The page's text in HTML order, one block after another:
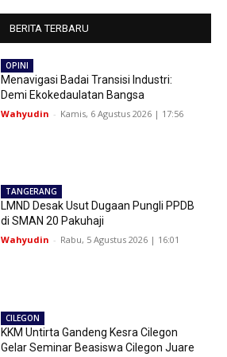
BERITA TERBARU
OPINI
Menavigasi Badai Transisi Industri:
Demi Ekokedaulatan Bangsa
Wahyudin - Kamis, 6 Agustus 2026 | 17:56
TANGERANG
LMND Desak Usut Dugaan Pungli PPDB
di SMAN 20 Pakuhaji
Wahyudin - Rabu, 5 Agustus 2026 | 16:01
CILEGON
KKM Untirta Gandeng Kesra Cilegon
Gelar Seminar Beasiswa Cilegon Juare